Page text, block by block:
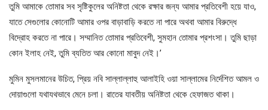
তুমি আমাকে তোমার সব সৃষ্টিকুলের অনিষ্টতা থেকে রক্ষার জন্য আমার প্রতিবেশী হয়ে যাও,
যাতে সেগুলোর কোনোটি আমার ওপর বাড়াবাড়ি করতে না পারে অথবা আমার বিরুদ্ধে
বিদ্রোহ করতে না পারে। সম্মানিত তোমার প্রতিবেশী, সুমহান তোমার প্রশংসা। তুমি ছাড়া
কোন ইলাহ নেই, তুমি ব্যতিত আর কোনো মাবুদ নেই।’
মুমিন মুসলমানের উচিত, প্রিয় নবি সাল্লাল্লাহু আলাইহি ওয়া সাল্লামের নির্দেশিত আমল ও
দোয়াগুলো যথাযথভাবে মেনে চলা। রাতের যাবতীয় অনিষ্টতা থেকে হেফাজত থাকা।